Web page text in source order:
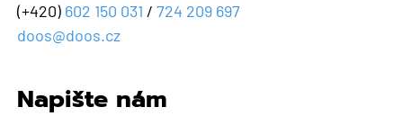
(+420) 602 150 031 / 724 209 697
doos@doos.cz
Napište nám